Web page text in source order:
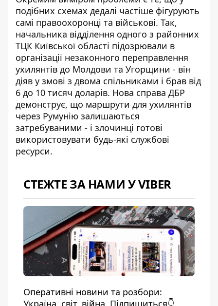
подібних схемах дедалі частіше фігурують
самі правоохоронці та військові. Так,
начальника відділення одного з районних
ТЦК Київської області підозрювали в
організації незаконного переправлення
ухилянтів до Молдови та Угорщини - він
діяв у змові з двома спільниками і брав від
6 до 10 тисяч доларів. Нова справа ДБР
демонструє, що маршрути для ухилянтів
через Румунію залишаються
затребуваними - і злочинці готові
використовувати будь-які службові
ресурси.
СТЕЖТЕ ЗА НАМИ У VIBER
Оперативні новини та розбори:
Україна, світ, війна. Підпишиться👇